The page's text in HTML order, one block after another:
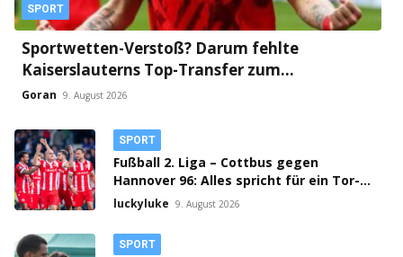
SPORT
Sportwetten-Verstoß? Darum fehlte
Kaiserslauterns Top-Transfer zum
Saisonauftakt!
Goran 9. August 2026
SPORT
Fußball 2. Liga – Cottbus gegen
Hannover 96: Alles spricht für ein Tor-
Spektakel!
luckyluke 9. August 2026
SPORT